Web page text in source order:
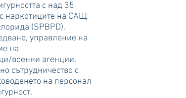
с над 35
наркотиците на САЩ
(SPBPD).
управление на
на
военни агенции.
сътрудничество с
на персонал